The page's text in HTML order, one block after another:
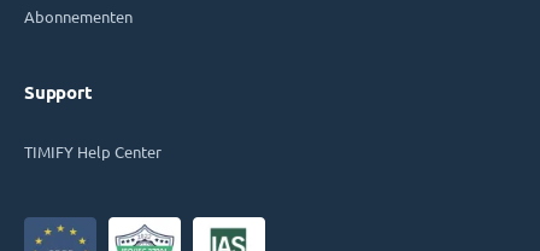
Abonnementen
Support
TIMIFY Help Center